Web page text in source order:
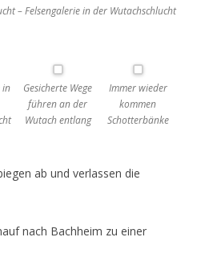
– Felsengalerie in der Wutachschlucht
in
Gesicherte Wege
führen an der
Wutach entlang
Immer wieder
kommen
Schotterbänke
ab und verlassen die
nach Bachheim zu einer